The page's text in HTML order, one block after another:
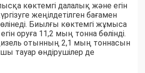
көктемгі далалық және егін
жеңілдетілген бағамен
Биылғы көктемгі жұмыса
оруға 11,2 мың тонна бөлінді.
отынның 2,1 мың тоннасын
тауар өндірушілер де